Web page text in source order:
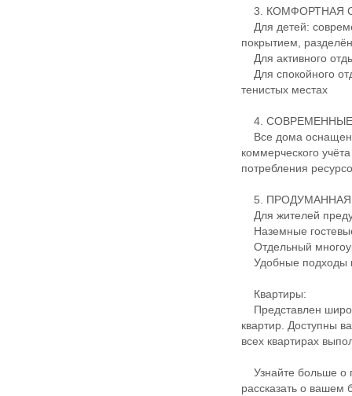
3. КОМФОРТНАЯ
Для детей:
покрытием,
Для активного
Для спокойного
тенистых местах
4.
Все дома
коммерческого
потребления
5. ПРОДУМАННАЯ
Для жителей
Наземные
Отдельный
Удобные подходы
Квартиры:
Представлен
квартир. Доступны
всех квартирах
Узнайте больше о
рассказать о